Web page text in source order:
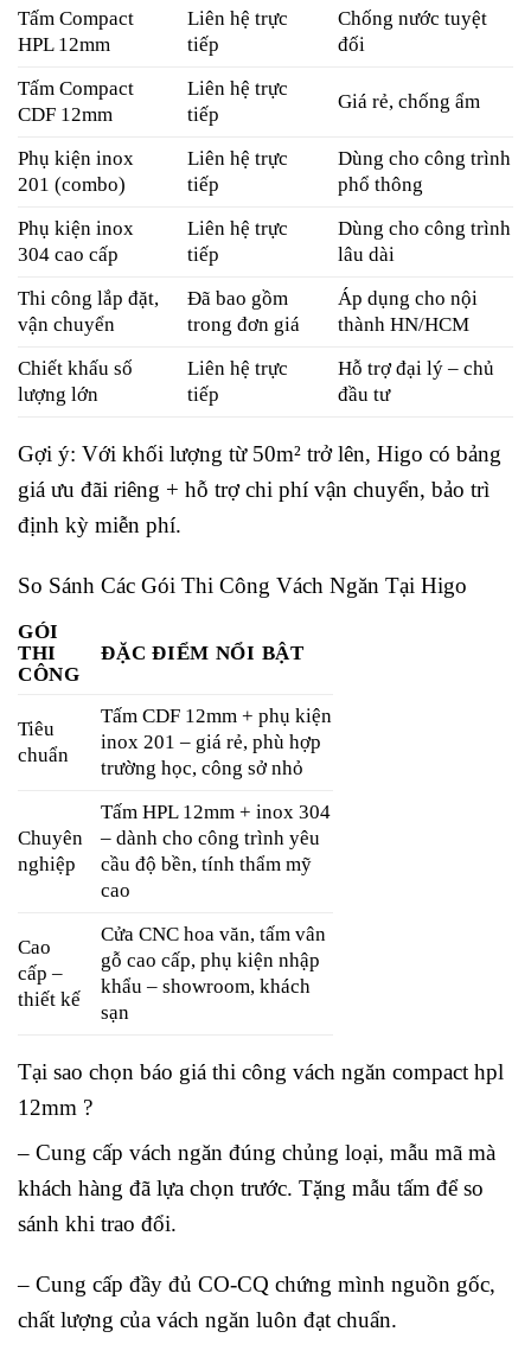
Tấm Compact
HPL 12mm
Liên hệ trực
tiếp
Chống nước tuyệt
đối
Tấm Compact
CDF 12mm
Liên hệ trực
tiếp
Giá rẻ, chống ẩm
Phụ kiện inox
201 (combo)
Liên hệ trực
tiếp
Dùng cho công trình
phổ thông
Phụ kiện inox
304 cao cấp
Liên hệ trực
tiếp
Dùng cho công trình
lâu dài
Thi công lắp đặt,
vận chuyển
Đã bao gồm
trong đơn giá
Áp dụng cho nội
thành HN/HCM
Chiết khấu số
lượng lớn
Liên hệ trực
tiếp
Hỗ trợ đại lý – chủ
đầu tư
Gợi ý: Với khối lượng từ 50m² trở lên, Higo có bảng
giá ưu đãi riêng + hỗ trợ chi phí vận chuyển, bảo trì
định kỳ miễn phí.
So Sánh Các Gói Thi Công Vách Ngăn Tại Higo
GÓI
THI
CÔNG
ĐẶC ĐIỂM NỔI BẬT
Tiêu
chuẩn
Tấm CDF 12mm + phụ kiện
inox 201 – giá rẻ, phù hợp
trường học, công sở nhỏ
Chuyên
nghiệp
Tấm HPL 12mm + inox 304
– dành cho công trình yêu
cầu độ bền, tính thẩm mỹ
cao
Cao
cấp –
thiết kế
Cửa CNC hoa văn, tấm vân
gỗ cao cấp, phụ kiện nhập
khẩu – showroom, khách
sạn
Tại sao chọn báo giá thi công vách ngăn compact hpl
12mm ?
– Cung cấp vách ngăn đúng chủng loại, mẫu mã mà
khách hàng đã lựa chọn trước. Tặng mẫu tấm để so
sánh khi trao đổi.
– Cung cấp đầy đủ CO-CQ chứng mình nguồn gốc,
chất lượng của vách ngăn luôn đạt chuẩn.